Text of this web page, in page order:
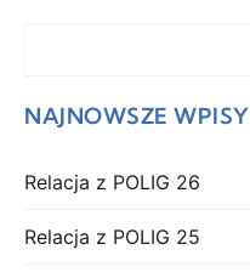
NAJNOWSZE WPISY
Relacja z POLIG 26
Relacja z POLIG 25